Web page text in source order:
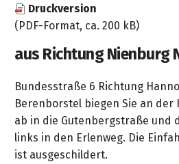
Druckversion
(PDF-Format, ca. 200 kB)
aus Richtung Nienburg
Bundesstraße 6 Richtung
Berenborstel biegen Sie an der
ab in die Gutenbergstraße und
links in den Erlenweg. Die
ist ausgeschildert.